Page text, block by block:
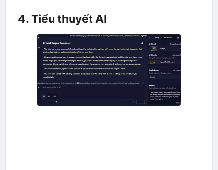
4. Tiểu thuyết AI